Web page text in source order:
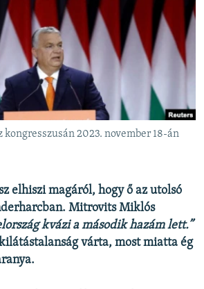
RL weboldal
kongresszusán 2023. november 18-án
elhiszi magáról, hogy ő az utolsó
Mitrovits Miklós
kvázi a második hazám lett.”
várta, most miatta ég